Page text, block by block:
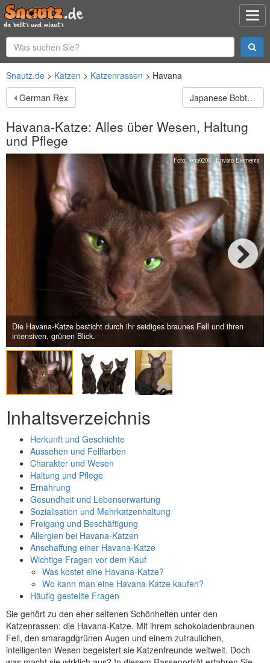
Snautz.de Katzen Katzenrassen
Havana
German Rex
Japanese Bobtail Longhair
Havana-Katze: Alles über Wesen, Haltung
und Pflege
Die Havana-Katze besticht durch ihr seidiges braunes Fell und ihren
intensiven, grünen Blick.
Foto: lena9208, Envato Elements
Next
Inhaltsverzeichnis
Herkunft und Geschichte
Aussehen und Fellfarben
Charakter und Wesen
Haltung und Pflege
Ernährung
Gesundheit und Lebenserwartung
Sozialisation und Mehrkatzenhaltung
Freigang und Beschäftigung
Allergien bei Havana-Katzen
Anschaffung einer Havana-Katze
Wichtige Fragen vor dem Kauf
Was kostet eine Havana-Katze?
Wo kann man eine Havana-Katze kaufen?
Häufig gestellte Fragen
Sie gehört zu den eher seltenen Schönheiten unter den
Katzenrassen: die Havana-Katze. Mit ihrem schokoladenbraunen
Fell, den smaragdgrünen Augen und einem zutraulichen,
intelligenten Wesen begeistert sie Katzenfreunde weltweit. Doch